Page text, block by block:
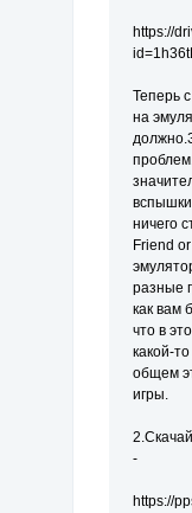
https://
Теперь
на
ничего
Friend
разные
как вам
что в
какой-
общем
игры.
-
https://